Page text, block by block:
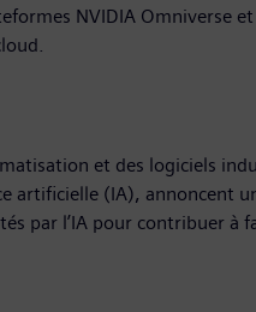
NVIDIA
et des logiciels
artificielle (IA),
par l’IA pour contribuer à